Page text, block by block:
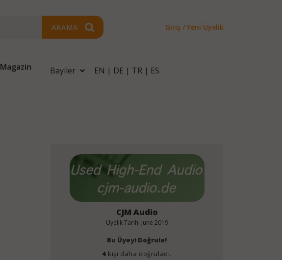
ARAMA Giriş / Yeni Üyelik
Magazin Bayiler EN | DE | TR | ES
CJM Audio
Üyelik Tarihi June 2019
Bu Üyeyi Doğrula!
4 kişi daha doğruladı.